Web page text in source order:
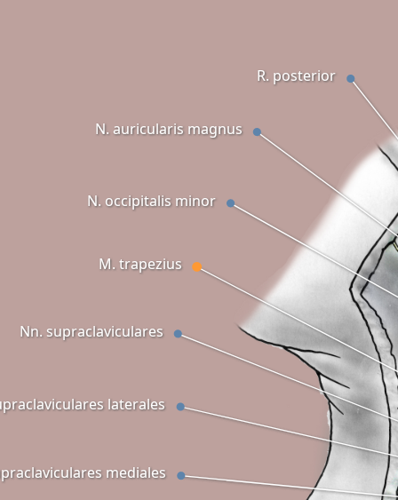
R. posterior
M. trapezius
N. occipitalis minor
N. auricularis magnus
mediales
laterales
Nn. supraclaviculares